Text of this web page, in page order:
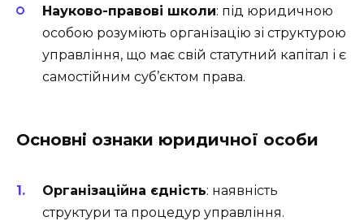
Науково-правові школи: під юридичною
особою розуміють організацію зі структурою
управління, що має свій статутний капітал і є
самостійним суб’єктом права.
Основні ознаки юридичної особи
Організаційна єдність: наявність
структури та процедур управління.